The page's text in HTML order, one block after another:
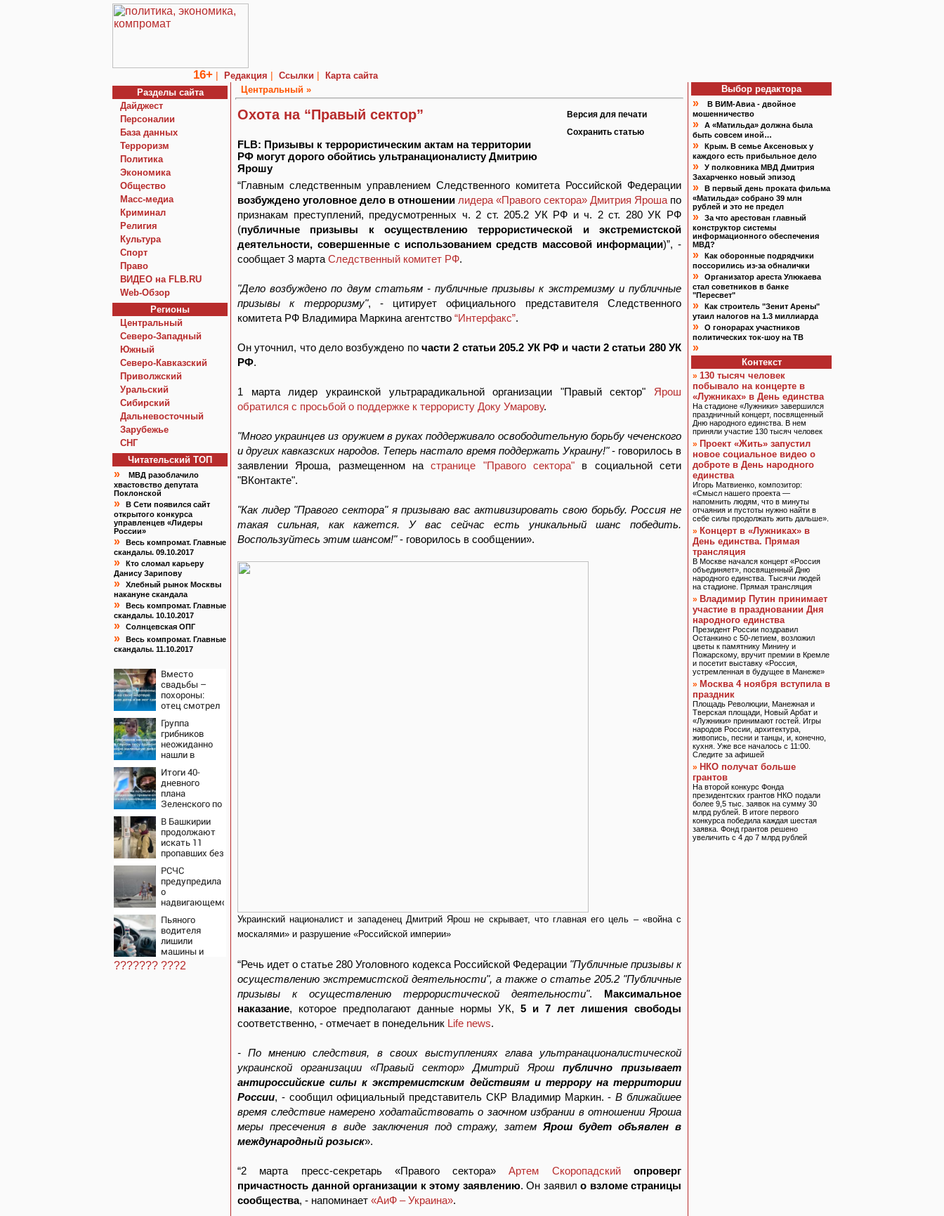
16+ | Редакция | Ссылки |
Карта сайта
Разделы сайта
Дайджест
Персоналии
База данных
Терроризм
Политика
Экономика
Общество
Macc-медиа
Криминал
Религия
Культура
Спорт
Право
ВИДЕО на FLB.RU
Web-Обзор
Регионы
Центральный
Северо-Западный
Южный
Северо-Кавказский
Приволжский
Уральский
Сибирский
Дальневосточный
Зарубежье
СНГ
Читательский TOП
»
МВД разоблачило
хвастовство депутата
Поклонской
»
В Сети появился сайт
открытого конкурса
управленцев «Лидеры
России»
»
Весь компромат. Главные
скандалы. 09.10.2017
»
Кто сломал карьеру
Данису Зарипову
»
Хлебный рынок Москвы
накануне скандала
»
Весь компромат. Главные
скандалы. 10.10.2017
» Солнцевская ОПГ
»
Весь компромат. Главные
скандалы. 11.10.2017
Вместо
свадьбы –
похороны:
отец смотрел
мертвую 16-
летнюю дочь
и не мог
сдержать
слезы
Группа
грибников
неожиданно
нашли в
одинокую
испуганную
маленькую
девочку с
игрушкой
Итоги 40-
дневного
плана
Зеленского по
к миру: как
ответила
Россия,
полный разбор
провала
операции
Украины от
военкора Коца
В Башкирии
продолжают
искать 11
пропавших без
РСЧС
предупредила
о
надвигающемся
Волгоградскую
область
шторме
Пьяного
водителя
лишили
машины и
отправили в
тюрь
??????? ???2
Центральный »
Охота на “Правый сектор”
FLB: Призывы к террористическим актам на территории
РФ могут дорого обойтись ультранационалисту Дмитрию
Ярошу
Версия для печати
Сохранить статью
“Главным следственным управлением Следственного комитета Российской Федерации
возбуждено уголовное дело в отношении лидера «Правого сектора» Дмитрия Яроша по
признакам преступлений, предусмотренных ч. 2 ст. 205.2 УК РФ и ч. 2 ст. 280 УК РФ
(публичные призывы к осуществлению террористической и экстремистской
деятельности, совершенные с использованием средств массовой информации)”, -
сообщает 3 марта Следственный комитет РФ.
"Дело возбуждено по двум статьям - публичные призывы к экстремизму и публичные
призывы к терроризму", - цитирует официального представителя Следственного
комитета РФ Владимира Маркина агентство “Интерфакс”.
Он уточнил, что дело возбуждено почасти 2 статьи 205.2 УК РФ и части 2 статьи 280 УК
РФ.
1 марта лидер украинской ультрарадикальной организации "Правый сектор" Ярош
обратился с просьбой о поддержке к террористу Доку Умарову.
"Много украинцев из оружием в руках поддерживало освободительную борьбу чеченского
и других кавказских народов. Теперь настало время поддержать Украину!"- говорилось в
заявлении Яроша, размещенном настранице "Правого сектора" в социальной сети
"ВКонтакте".
"Как лидер "Правого сектора" я призываю вас активизировать свою борьбу. Россия не
такая сильная, как кажется. У вас сейчас есть уникальный шанс победить.
Воспользуйтесь этим шансом!"- говорилось в сообщении».
Украинский националист и западенец Дмитрий Ярош не скрывает, что главная его цель – «война с
москалями» и разрушение «Российской империи»
“Речь идет о статье 280 Уголовного кодекса Российской Федерации "Публичные призывы к
осуществлению экстремистской деятельности", а также о статье 205.2 "Публичные
призывы к осуществлению террористической деятельности". Максимальное
наказание, которое предполагают данные нормы УК, 5 и 7 лет лишения свободы
соответственно, - отмечает в понедельник Life news.
- По мнению следствия, в своих выступлениях глава ультранационалистической
украинской организации «Правый сектор» Дмитрий Ярош публично призывает
антироссийские силы к экстремистским действиям и террору на территории
России, - сообщил официальный представитель СКР Владимир Маркин. -В ближайшее
время следствие намерено ходатайствовать о заочном избрании в отношении Яроша
меры пресечения в виде заключения под стражу, затемЯрош будет объявлен в
международный розыск».
“2 марта пресс-секретарь «Правого сектора»Артем Скоропадский
опроверг
причастность данной организации к этому заявлению. Он заявил о взломе страницы
сообщества, - напоминает «АиФ – Украина».
Выбор редактора
»
В ВИМ-Авиа - двойное
мошенничество
»
А «Матильда» должна была
быть совсем иной…
»
Крым. В семье Аксеновых у
каждого есть прибыльное дело
»
У полковника МВД Дмитрия
Захарченко новый эпизод
»
В первый день проката фильма
«Матильда» собрано 39 млн
рублей и это не предел
»
За что арестован главный
конструктор системы
информационного обеспечения
МВД?
»
Как оборонные подрядчики
поссорились из-за обналички
»
Организатор ареста Улюкаева
стал советников в банке
"Пересвет"
»
Как строитель "Зенит Арены"
утаил налогов на 1.3 миллиарда
»
О гонорарах участников
политических ток-шоу на ТВ
»
Контекст
» 130 тысяч человек
побывало на концерте в
«Лужниках» в День единства
На стадионе «Лужники» завершился
праздничный концерт, посвященный
Дню народного единства. В нем
приняли участие 130 тысяч человек
» Проект «Жить» запустил
новое социальное видео о
доброте в День народного
единства
Игорь Матвиенко, композитор:
«Смысл нашего проекта —
напомнить людям, что в минуты
отчаяния и пустоты нужно найти в
себе силы продолжать жить дальше».
» Концерт в «Лужниках» в
День единства. Прямая
трансляция
В Москве начался концерт «Россия
объединяет», посвященный Дню
народного единства. Тысячи людей
на стадионе. Прямая трансляция
» Владимир Путин принимает
участие в праздновании Дня
народного единства
Президент России поздравил
Останкино с 50-летием, возложил
цветы к памятнику Минину и
Пожарскому, вручит премии в Кремле
и посетит выставку «Россия,
устремленная в будущее в Манеже»
» Москва 4 ноября вступила в
праздник
Площадь Революции, Манежная и
Тверская площади, Новый Арбат и
«Лужники» принимают гостей. Игры
народов России, архитектура,
живопись, песни и танцы, и, конечно,
кухня. Уже все началось с 11:00.
Следите за афишей
» НКО получат больше
грантов
На второй конкурс Фонда
президентских грантов НКО подали
более 9,5 тыс. заявок на сумму 30
млрд рублей. В итоге первого
конкурса победила каждая шестая
заявка. Фонд грантов решено
увеличить с 4 до 7 млрд рублей